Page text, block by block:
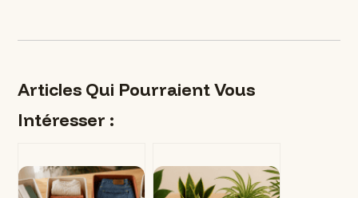
Articles Qui Pourraient Vous
Intéresser :